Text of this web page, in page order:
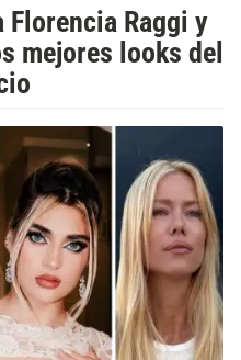
Florencia Raggi y
mejores looks del